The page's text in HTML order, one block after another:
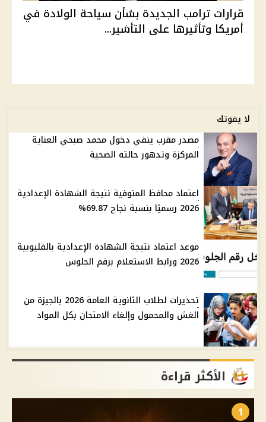
قرارات ترامب الجديدة بشأن سياحة الولادة في
أمريكا وتأثيرها على التأشير...
لا يفوتك
مصدر مقرب ينفي دخول محمد صبحي العناية
المركزة وتدهور حالته الصحية
اعتماد محافظ المنوفية نتيجة الشهادة الإعدادية
2026 رسميًا بنسبة نجاح 69.87%
موعد اعتماد نتيجة الشهادة الإعدادية بالقليوبية
2026 ورابط الاستعلام برقم الجلوس
تحذيرات لطلاب الثانوية العامة 2026 بالجيزة من
الغش والمحمول وإلغاء الامتحان بكل المواد
الأكثر قراءة
1